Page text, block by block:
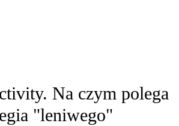
Na czym polega
"leniwego"